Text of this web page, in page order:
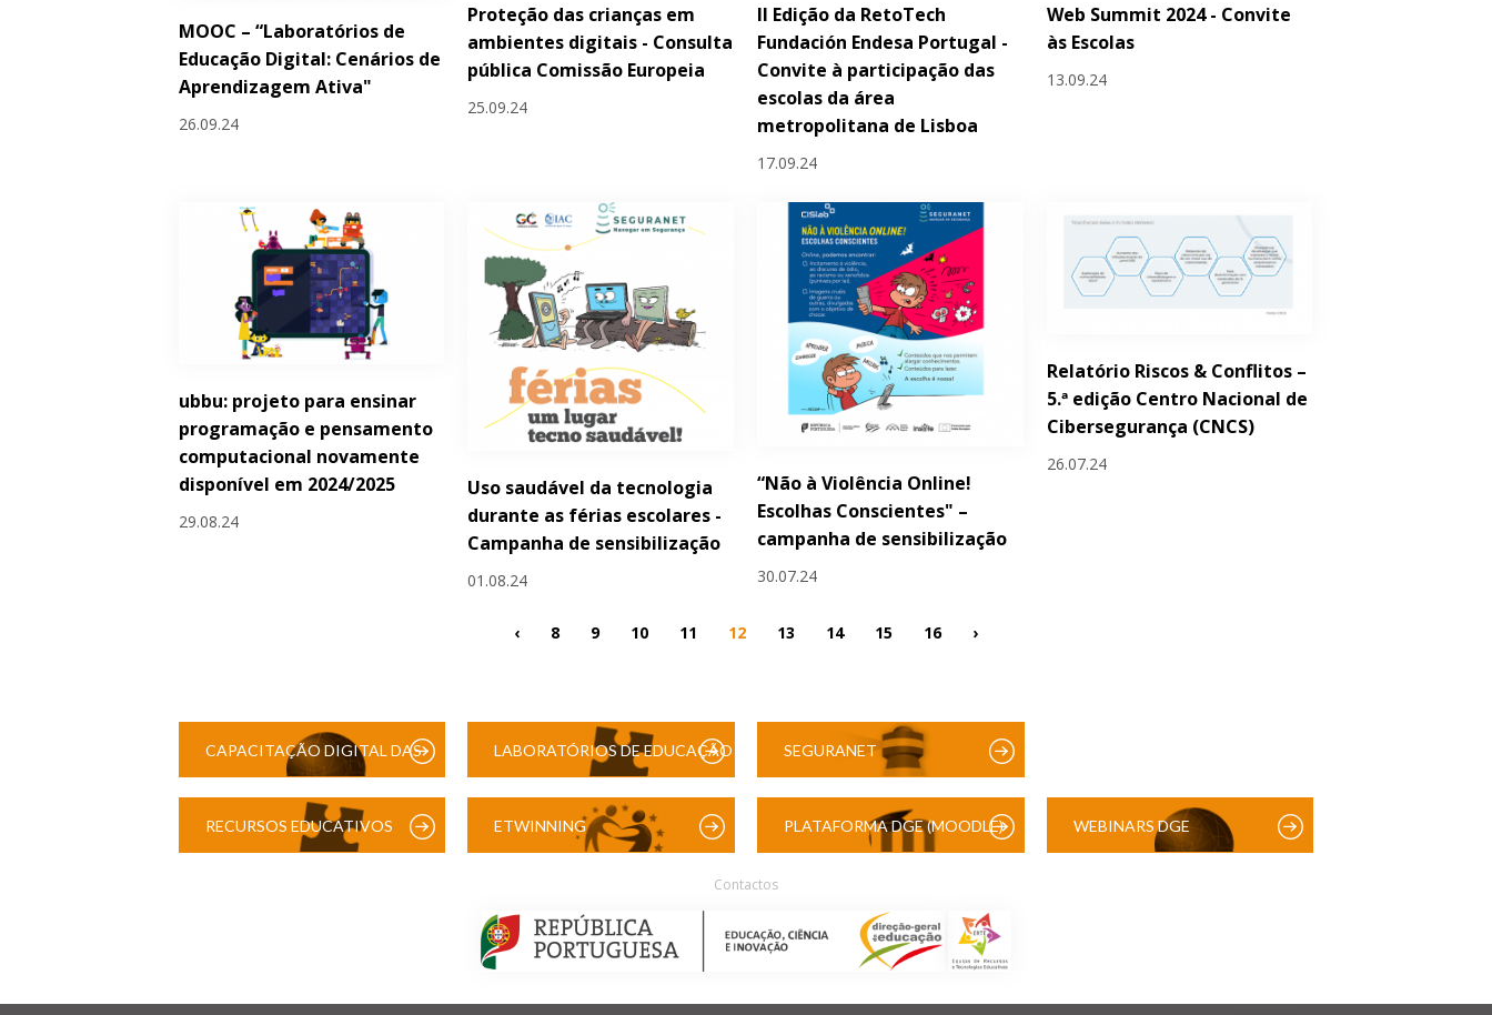
MOOC – “Laboratórios de
Educação Digital: Cenários de
Aprendizagem Ativa"
26.09.24
Proteção das crianças em
ambientes digitais - Consulta
pública Comissão Europeia
25.09.24
II Edição da RetoTech
Fundación Endesa Portugal -
Convite à participação das
escolas da área
metropolitana de Lisboa
17.09.24
Web Summit 2024 - Convite
às Escolas
13.09.24
ubbu: projeto para ensinar
programação e pensamento
computacional novamente
disponível em 2024/2025
29.08.24
Uso saudável da tecnologia
durante as férias escolares -
Campanha de sensibilização
01.08.24
“Não à Violência Online!
Escolhas Conscientes" –
campanha de sensibilização
30.07.24
Relatório Riscos & Conflitos –
5.ª edição Centro Nacional de
Cibersegurança (CNCS)
26.07.24
‹ 8 9 10 11 12 13 14 15 16 ›
CAPACITAÇÃO DIGITAL DAS LABORATÓRIOS DE EDUCAÇÃO SEGURANET
RECURSOS EDUCATIVOS ETWINNING PLATAFORMA DGE (MOODLE) WEBINARS DGE
Contactos